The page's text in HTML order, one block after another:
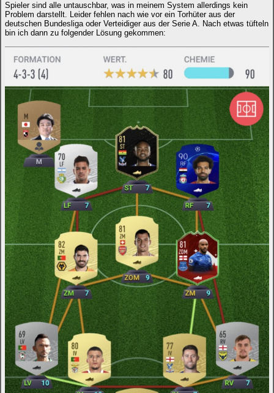
Spieler sind alle untauschbar, was in meinem System allerdings kein
Problem darstellt. Leider fehlen nach wie vor ein Torhüter aus der
deutschen Bundesliga oder Verteidiger aus der Serie A. Nach etwas tüfteln
bin ich dann zu folgender Lösung gekommen: